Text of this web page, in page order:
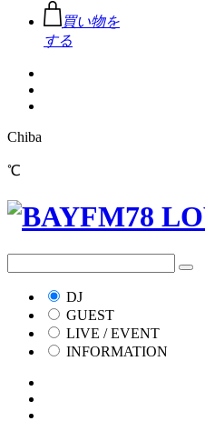
買い物を
する
Chiba
℃
DJ
GUEST
LIVE / EVENT
INFORMATION